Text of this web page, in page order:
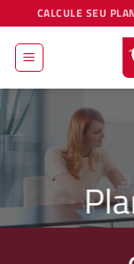
to
content
CALCULE SEU